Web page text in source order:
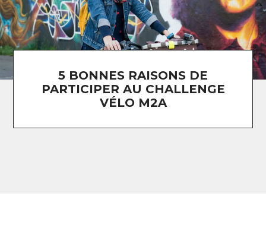
5 BONNES RAISONS DE
PARTICIPER AU CHALLENGE
VÉLO M2A